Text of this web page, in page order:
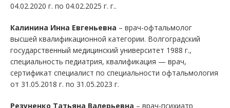
04.02.2020 г. по 04.02.2025 г. г..
Калинина Инна Евгеньевна – врач-офтальмолог
высшей квалификационной категории. Волгоградский
государственный медицинский университет 1988 г.,
специальность педиатрия, квалификация — врач,
сертификат специалист по специальности офтальмология
от 31.05.2018 г. по 31.05.2023 г.
Резуненко Татьяна Валерьевна – врач-психиатр